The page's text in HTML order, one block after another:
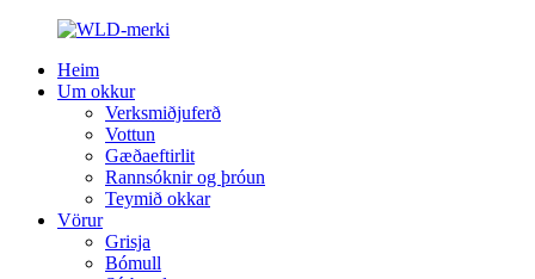
Heim
Um okkur
Verksmiðjuferð
Vottun
Gæðaeftirlit
Rannsóknir og þróun
Teymið okkar
Vörur
Grisja
Bómull